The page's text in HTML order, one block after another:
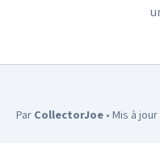
ParCollectorJoe• Mis à